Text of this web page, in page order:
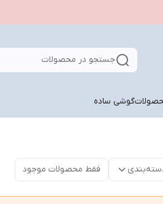
جستجو در محصولات
گوشی ساده
فقط محصولات موجود